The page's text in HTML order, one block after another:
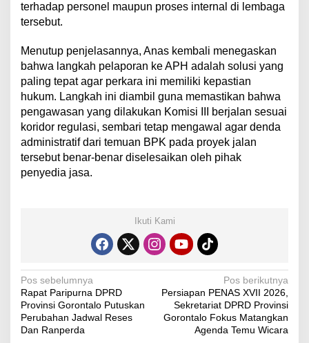
terhadap personel maupun proses internal di lembaga
tersebut.
​Menutup penjelasannya, Anas kembali menegaskan
bahwa langkah pelaporan ke APH adalah solusi yang
paling tepat agar perkara ini memiliki kepastian
hukum. Langkah ini diambil guna memastikan bahwa
pengawasan yang dilakukan Komisi III berjalan sesuai
koridor regulasi, sembari tetap mengawal agar denda
administratif dari temuan BPK pada proyek jalan
tersebut benar-benar diselesaikan oleh pihak
penyedia jasa.
Ikuti Kami
N
a
v
Pos sebelumnya
Rapat Paripurna DPRD
Provinsi Gorontalo Putuskan
Perubahan Jadwal Reses
Dan Ranperda
Pos berikutnya
Persiapan PENAS XVII 2026,
Sekretariat DPRD Provinsi
Gorontalo Fokus Matangkan
Agenda Temu Wicara